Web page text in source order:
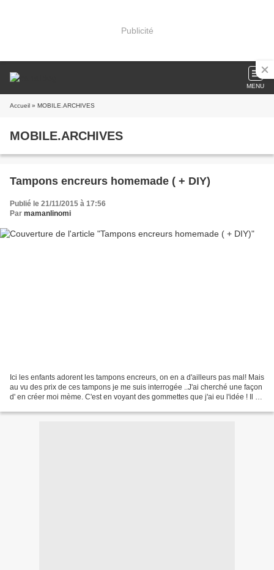
Publicité
MENU
Accueil » MOBILE.ARCHIVES
MOBILE.ARCHIVES
Tampons encreurs homemade ( + DIY)
Publié le 21/11/2015 à 17:56
Par mamanlinomi
Ici les enfants adorent les tampons encreurs, on en a d'ailleurs pas mal! Mais
au vu des prix de ces tampons je me suis interrogée ..J'ai cherché une façon
d' en créer moi mème. C'est en voyant des gommettes que j'ai eu l'idée ! Il ne